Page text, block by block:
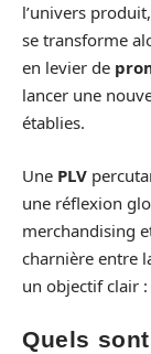
l’univers
se transforme
en levier de
lancer une
établies.
Une PLV
une réflexion
merchandising
charnière entre
un objectif clair :
Quels